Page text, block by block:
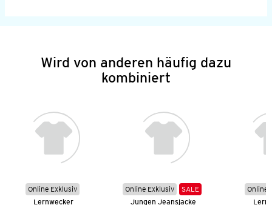
Wird von anderen häufig dazu
kombiniert
Online Exklusiv
Lernwecker
Online Exklusiv
SALE
Jungen Jeansjacke
Online